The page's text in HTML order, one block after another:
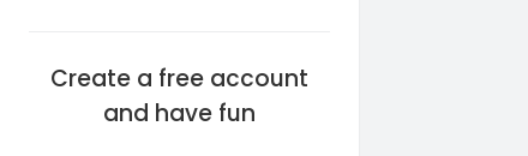
Create a free account
and have fun